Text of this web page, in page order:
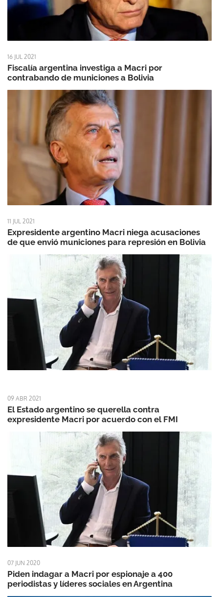
16 JUL 2021
Fiscalía argentina investiga a Macri por
contrabando de municiones a Bolivia
11 JUL 2021
Expresidente argentino Macri niega acusaciones
de que envió municiones para represión en Bolivia
09 ABR 2021
El Estado argentino se querella contra
expresidente Macri por acuerdo con el FMI
07 JUN 2020
Piden indagar a Macri por espionaje a 400
periodistas y líderes sociales en Argentina